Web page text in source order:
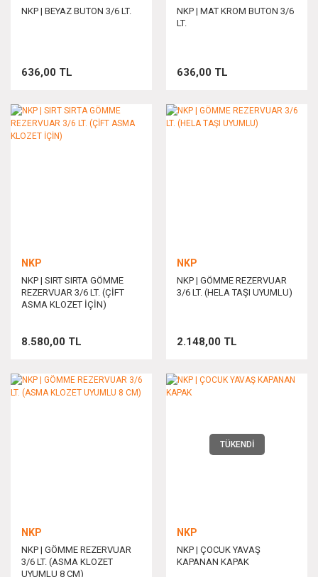
NKP | BEYAZ BUTON 3/6 LT.
636,00 TL
NKP | MAT KROM BUTON 3/6
LT.
636,00 TL
NKP
NKP | SIRT SIRTA GÖMME
REZERVUAR 3/6 LT. (ÇİFT
ASMA KLOZET İÇİN)
8.580,00 TL
NKP
NKP | GÖMME REZERVUAR
3/6 LT. (HELA TAŞI UYUMLU)
2.148,00 TL
NKP
NKP | GÖMME REZERVUAR
3/6 LT. (ASMA KLOZET
UYUMLU 8 CM)
TÜKENDİ
NKP
NKP | ÇOCUK YAVAŞ
KAPANAN KAPAK